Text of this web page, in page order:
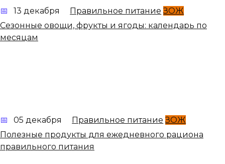
13 декабря Правильное питание ЗОЖ
Сезонные овощи, фрукты и ягоды: календарь по
месяцам
05 декабря Правильное питание ЗОЖ
Полезные продукты для ежедневного рациона
правильного питания